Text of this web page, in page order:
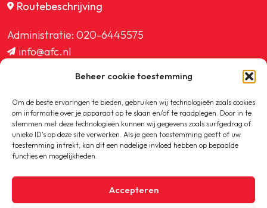
Beheer cookie toestemming
Om de beste ervaringen te bieden, gebruiken wij technologieën zoals cookies
om informatie over je apparaat op te slaan en/of te raadplegen. Door in te
stemmen met deze technologieën kunnen wij gegevens zoals surfgedrag of
unieke ID's op deze site verwerken. Als je geen toestemming geeft of uw
toestemming intrekt, kan dit een nadelige invloed hebben op bepaalde
functies en mogelijkheden.
Accepteren
Routebeschrijving
Administratie: 020-6445575
info@afc.nl
ledenadministratie@afc.nl
Copyright © 2020-2026 AFC